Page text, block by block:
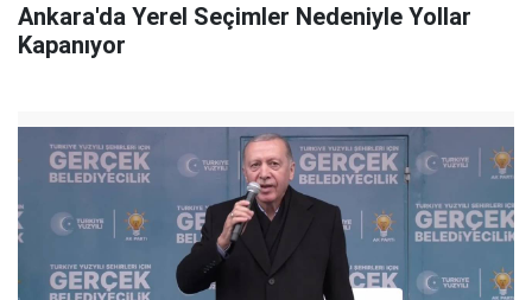
Ankara'da Yerel Seçimler Nedeniyle Yollar
Kapanıyor